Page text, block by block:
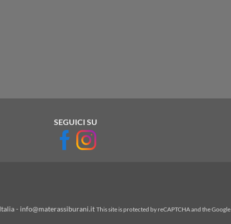
SEGUICI SU
- info@materassiburani.it This site is protected by reCAPTCHA and the Google